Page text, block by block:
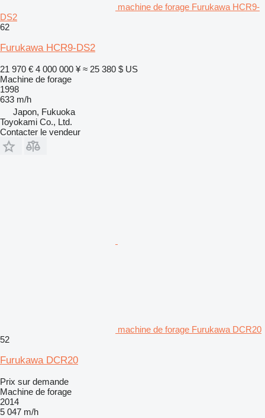
machine de forage Furukawa HCR9-
DS2
62
Furukawa HCR9-DS2
21 970 € 4 000 000 ¥ ≈ 25 380 $ US
Machine de forage
1998
633 m/h
Japon, Fukuoka
Toyokami Co., Ltd.
Contacter le vendeur
machine de forage Furukawa DCR20
52
Furukawa DCR20
Prix sur demande
Machine de forage
2014
5 047 m/h